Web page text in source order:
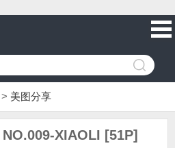
> 美图分享
XIAOLI [51P]